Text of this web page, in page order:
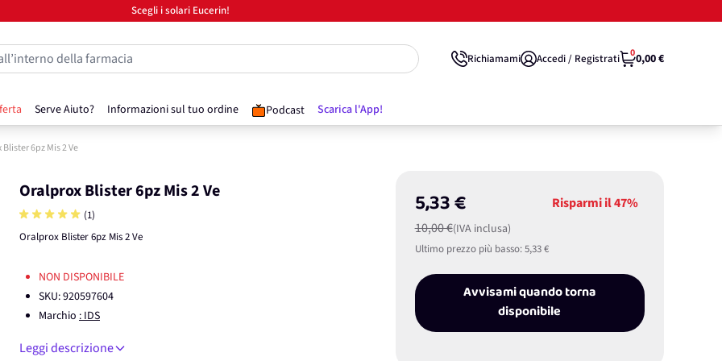
Scegli i solari Eucerin!
Serve Aiuto? Informazioni sul tuo ordine Podcast Scarica l'App!
della farmacia Richiamami Accedi / Registrati 00,00 €
6pz Mis 2 Ve
Oralprox Blister 6pz Mis 2 Ve
(1)
Oralprox Blister 6pz Mis 2 Ve
5,33 €
10,00 €(IVA inclusa)
Risparmi il47%
Ultimo prezzo più basso:5,33 €
Avvisami quando torna
disponibile
NON DISPONIBILE
SKU:920597604
Marchio : IDS
Leggi descrizione